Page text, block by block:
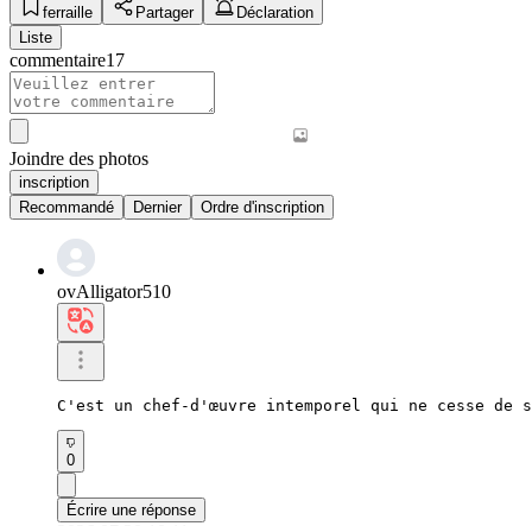
ferraille
Partager
Déclaration
Liste
commentaire17
Joindre des photos
inscription
Recommandé
Dernier Ordre d'inscription
ovAlligator510
C'est un chef-d'œuvre intemporel qui ne cesse
0
Écrire une réponse